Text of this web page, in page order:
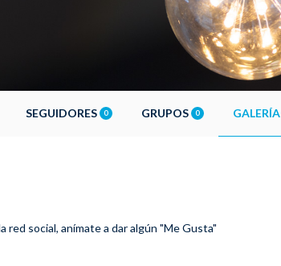
SEGUIDORES 0 GRUPOS 0 GALERÍA
red social, anímate a dar algún "Me Gusta"